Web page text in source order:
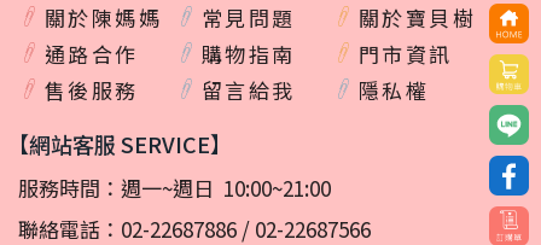
關於陳媽媽 常見問題
關於寶貝樹
通路合作
購物指南
門市資訊
售後服務
留言給我 隱私權
【網站客服 SERVICE】
服務時間：週一~週日 10:00~21:00
聯絡電話： 02-22687886 / 02-22687566